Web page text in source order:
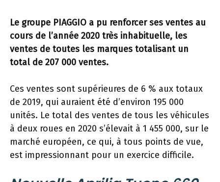
Le groupe PIAGGIO a pu renforcer ses ventes au
cours de l’année 2020 très inhabituelle, les
ventes de toutes les marques totalisant un
total de 207 000 ventes.
Ces ventes sont supérieures de 6 % aux totaux
de 2019, qui auraient été d’environ 195 000
unités. Le total des ventes de tous les véhicules
à deux roues en 2020 s’élevait à 1 455 000, sur le
marché européen, ce qui, à tous points de vue,
est impressionnant pour un exercice difficile.